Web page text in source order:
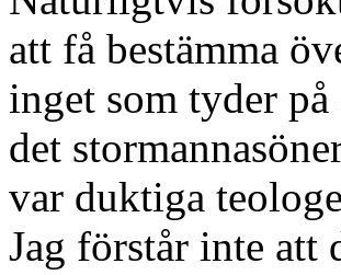
att få bestämma
inget som tyder
det
var duktiga
Jag förstår inte att